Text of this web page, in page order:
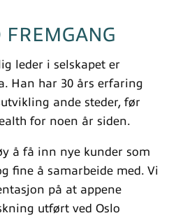
leder i selskapet er
Han har 30 års erfaring
ande steder, før
for noen år siden.
å få inn nye kunder som
fine å samarbeide med. Vi
på at appene
utført ved Oslo